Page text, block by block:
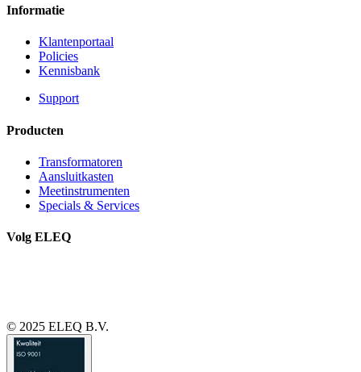
Informatie
Klantenportaal
Policies
Kennisbank
Support
Producten
Transformatoren
Aansluitkasten
Meetinstrumenten
Specials & Services
Volg ELEQ
© 2025 ELEQ B.V.